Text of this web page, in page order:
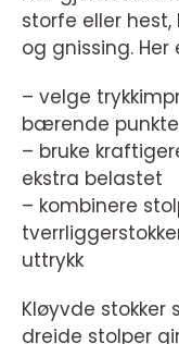
storfe eller
og gnissing.
– velge
bærende
– bruke
ekstra belastet
– kombinere
uttrykk
Kløyvde
dreide stolper